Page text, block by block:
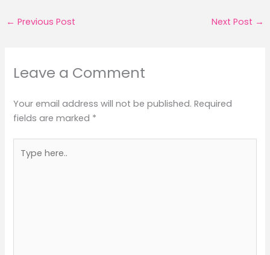
← Previous Post Next Post →
Leave a Comment
Your email address will not be published. Required
fields are marked *
here..